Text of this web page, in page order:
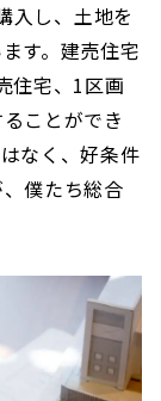
入し、土地を
す。建売住宅
住宅、1区画
ことができ
なく、好条件
僕たち総合